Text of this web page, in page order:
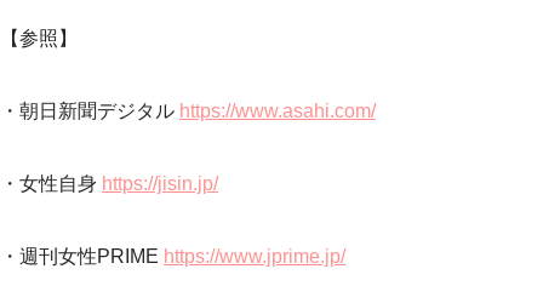
【参照】
・朝日新聞デジタル https://www.asahi.com/
・女性自身 https://jisin.jp/
・週刊女性PRIME https://www.jprime.jp/